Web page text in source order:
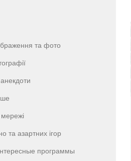
та фото
анекдоти
та азартних ігор
программы